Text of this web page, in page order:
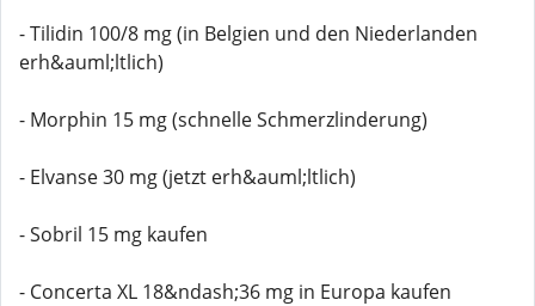
- Tilidin 100/8 mg (in Belgien und den Niederlanden
erh&auml;ltlich)
- Morphin 15 mg (schnelle Schmerzlinderung)
- Elvanse 30 mg (jetzt erh&auml;ltlich)
- Sobril 15 mg kaufen
- Concerta XL 18&ndash;36 mg in Europa kaufen